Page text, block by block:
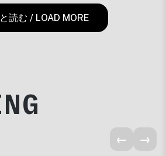
読む / LOAD MORE
← →